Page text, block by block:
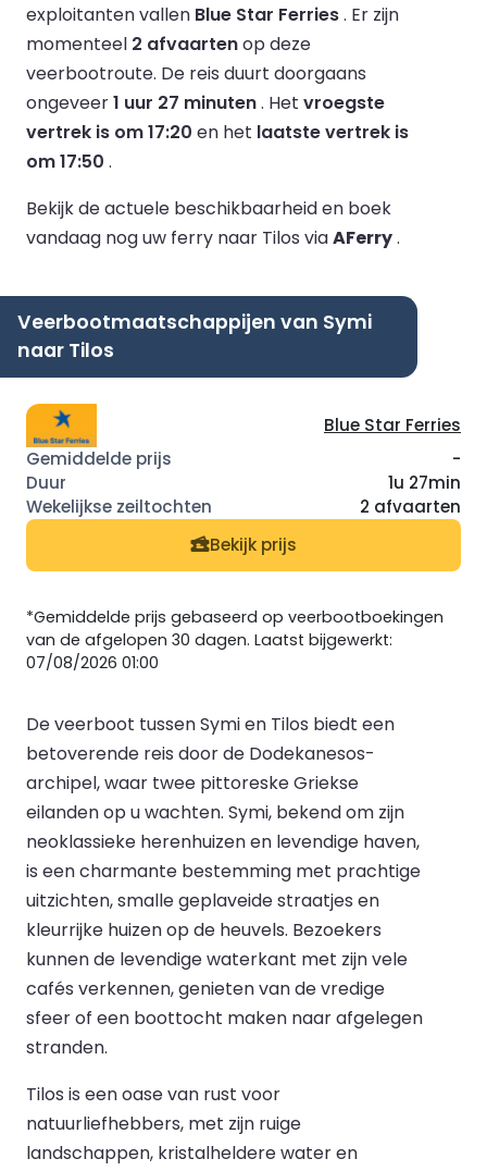
exploitanten vallen Blue Star Ferries. Er zijn
momenteel 2 afvaartenop deze
veerbootroute. De reis duurt doorgaans
ongeveer1 uur 27 minuten. Het vroegste
vertrek is om 17:20 en het laatste vertrek is
om 17:50 .
Bekijk de actuele beschikbaarheid en boek
vandaag nog uw ferry naar Tilos viaAFerry.
Veerbootmaatschappijen van Symi
naar Tilos
Blue Star Ferries
-
1u 27min
2 afvaarten
Bekijk prijs
*Gemiddelde prijs gebaseerd op veerbootboekingen
van de afgelopen 30 dagen. Laatst bijgewerkt:
07/08/2026 01:00
De veerboot tussen Symi en Tilos biedt een
betoverende reis door de Dodekanesos-
archipel, waar twee pittoreske Griekse
eilanden op u wachten. Symi, bekend om zijn
neoklassieke herenhuizen en levendige haven,
is een charmante bestemming met prachtige
uitzichten, smalle geplaveide straatjes en
kleurrijke huizen op de heuvels. Bezoekers
kunnen de levendige waterkant met zijn vele
cafés verkennen, genieten van de vredige
sfeer of een boottocht maken naar afgelegen
stranden.
Tilos is een oase van rust voor
natuurliefhebbers, met zijn ruige
landschappen, kristalheldere water en